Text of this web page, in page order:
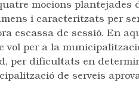
mocions plantejades
i caracteritzats per
escassa de sessió. En
vol per a la
per dificultats en
de serveis